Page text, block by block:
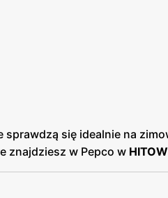
się idealnie na
znajdziesz w Pepco w